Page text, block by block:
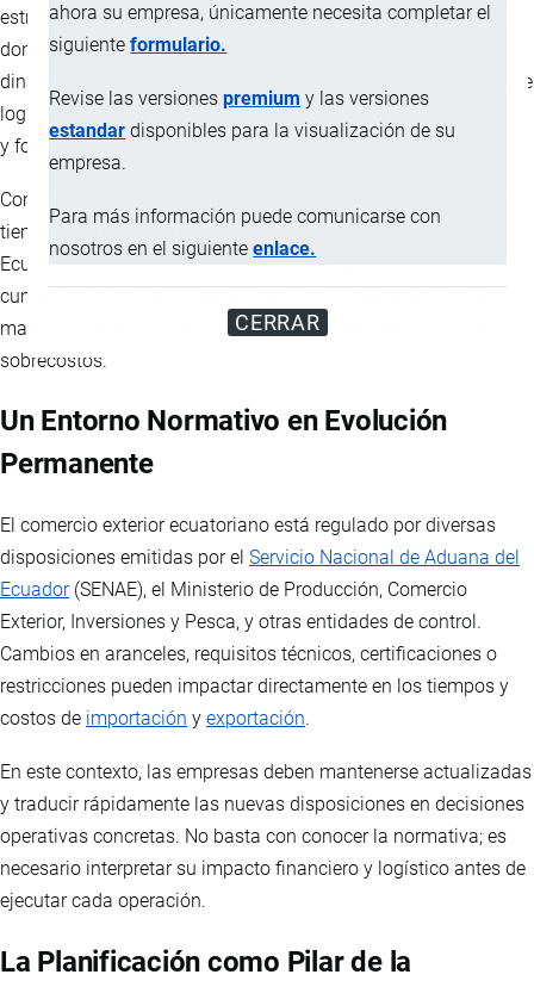
ahora su empresa, únicamente necesita completar el
siguienteformulario.
Revise las versionespremium y las versiones
estandar disponibles para la visualización de su
empresa.
Para más información puede comunicarse con
nosotros en el siguienteenlace.
CERRAR
estratégico para la competitividad empresarial. En un entorno
donde los cambios normativos, los procesos aduaneros y la
dinámica
exigen rapidez y precisión, las empresas que
logran anticiparse y planificar adecuadamente reducen costos
y fortalecen su posición en mercados internacionales.
Como señalan especialistas del sector, en comercio exterior “el
tiempo vale oro y los errores significan más dinero”. En
Ecuador, donde la eficiencia portuaria, la gestión aduanera y el
cumplimiento documental son determinantes, la planificación
marca la diferencia entre una operación rentable y una con
sobrecostos.
Un Entorno Normativo en Evolución
Permanente
El comercio exterior ecuatoriano está regulado por diversas
disposiciones emitidas por el Servicio Nacional de Aduana del
Ecuador(SENAE), el Ministerio de Producción, Comercio
Exterior, Inversiones y Pesca, y otras entidades de control.
Cambios en aranceles, requisitos técnicos, certificaciones o
restricciones pueden impactar directamente en los tiempos y
costos de importación y exportación.
En este contexto, las empresas deben mantenerse actualizadas
y traducir rápidamente las nuevas disposiciones en decisiones
operativas concretas. No basta con conocer la normativa; es
necesario interpretar su impacto financiero y logístico antes de
ejecutar cada operación.
La Planificación como Pilar de la